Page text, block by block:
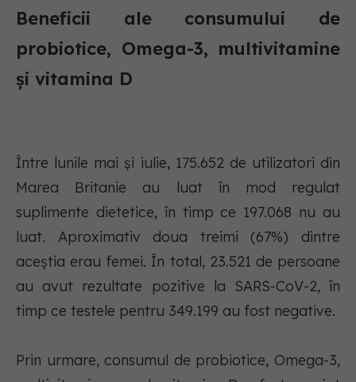
Beneficii ale consumului de
probiotice, Omega-3, multivitamine
și vitamina D
Între lunile mai şi iulie, 175.652 de utilizatori din
Marea Britanie au luat în mod regulat
suplimente dietetice, în timp ce 197.068 nu au
luat. Aproximativ doua treimi (67%) dintre
aceştia erau femei. În total, 23.521 de persoane
au avut rezultate pozitive la SARS-CoV-2, în
timp ce testele pentru 349.199 au fost negative.
Prin urmare, consumul de probiotice, Omega-3,